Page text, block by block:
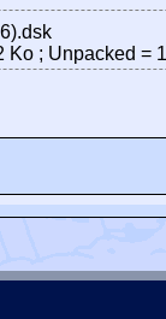
Ko ; Unpacked =